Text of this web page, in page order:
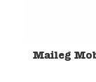
Maileg